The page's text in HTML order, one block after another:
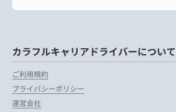
カラフルキャリアドライバーについて
ご利用規約
プライバシーポリシー
運営会社